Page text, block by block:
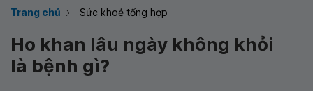
Trang chủ Sức khoẻ tổng hợp
Ho khan lâu ngày không khỏi
là bệnh gì?